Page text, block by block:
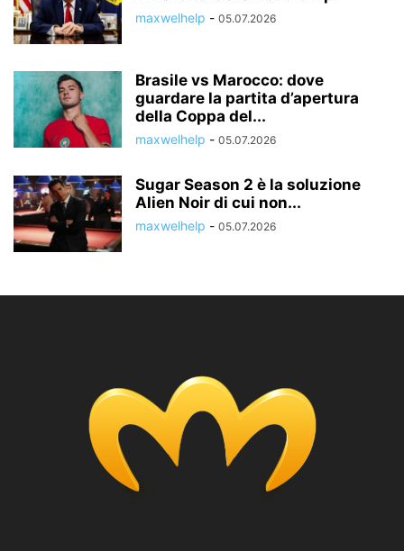
maxwelhelp - 05.07.2026
Brasile vs Marocco: dove
guardare la partita d’apertura
della Coppa del...
maxwelhelp - 05.07.2026
Sugar Season 2 è la soluzione
Alien Noir di cui non...
maxwelhelp - 05.07.2026